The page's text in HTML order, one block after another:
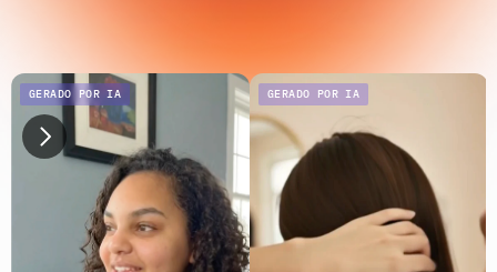
GERADO POR IA GERADO POR IA